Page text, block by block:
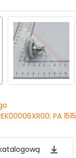
PA 1515